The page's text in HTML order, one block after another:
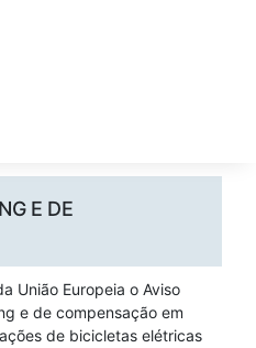
E DE
União Europeia o Aviso
e de compensação em
de bicicletas elétricas